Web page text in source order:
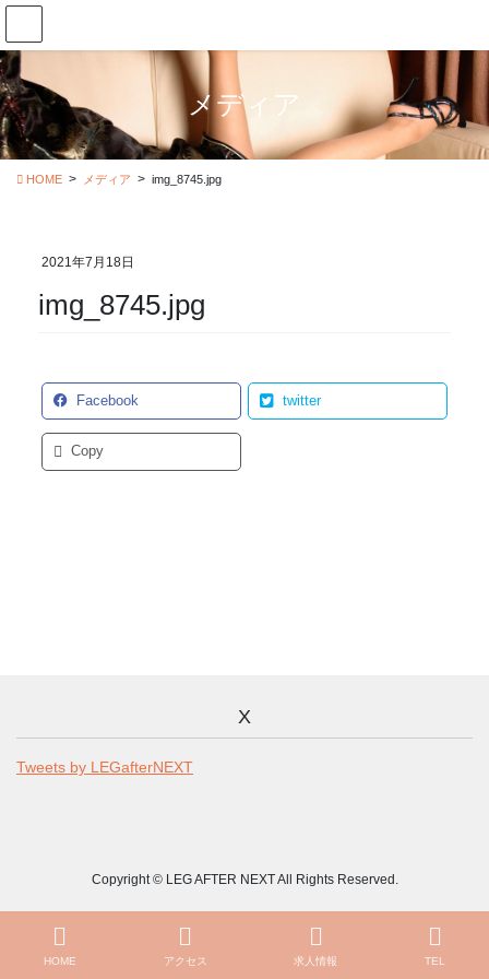
コ
テ
ン
ツ
に
移
ナ
ゲ
ー
シ
ョ
ン
メディア
HOME メディア img_8745.jpg
2021年7月18日
img_8745.jpg
Facebook twitter
Copy
X
Tweets by LEGafterNEXT
Copyright © LEG AFTER NEXT All Rights Reserved.
HOME アクセス 求人情報 TEL